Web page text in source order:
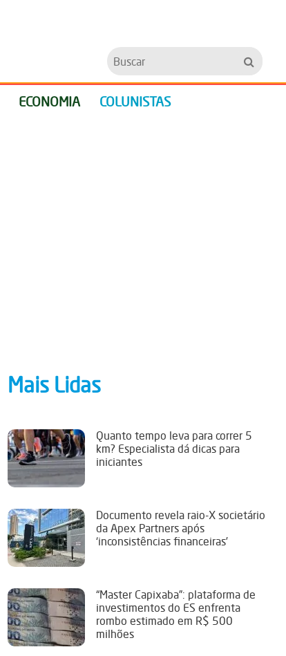
Buscar
ECONOMIA COLUNISTAS
Mais Lidas
Quanto tempo leva para correr 5
km? Especialista dá dicas para
iniciantes
Documento revela raio-X societário
da Apex Partners após
‘inconsistências financeiras’
“Master Capixaba”: plataforma de
investimentos do ES enfrenta
rombo estimado em R$ 500
milhões